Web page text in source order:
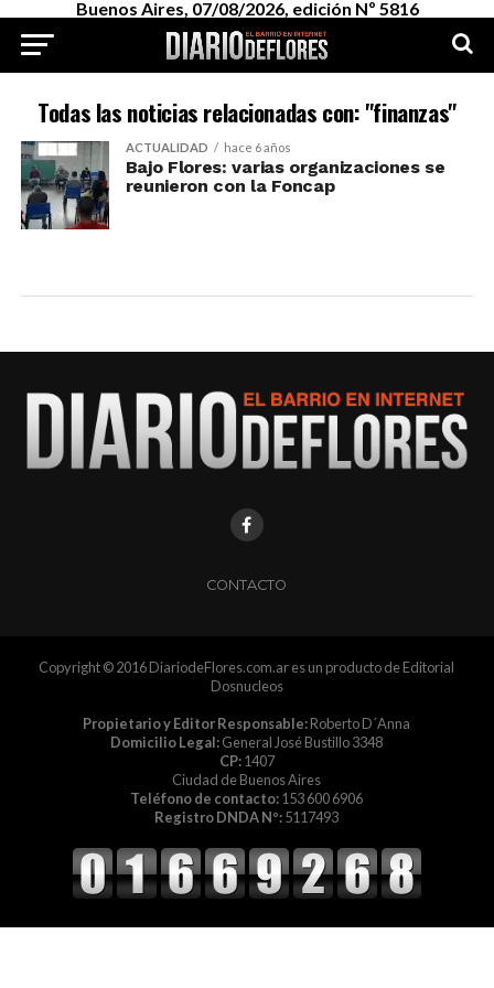
Buenos Aires, 07/08/2026, edición Nº 5816
Todas las noticias relacionadas con: "finanzas"
ACTUALIDAD hace 6 años
Bajo Flores: varias organizaciones se
reunieron con la Foncap
CONTACTO
Copyright © 2016 DiariodeFlores.com.ar es un producto de Editorial
Dosnucleos
Propietario y Editor Responsable:Roberto D´Anna
Domicilio Legal:General José Bustillo 3348
CP:1407
Ciudad de Buenos Aires
Teléfono de contacto:153 600 6906
Registro DNDA Nº:5117493